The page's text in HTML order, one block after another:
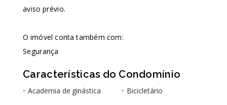
aviso prévio.
O imóvel conta também com:
Segurança
Características do Condomínio
• Academia de ginástica • Bicicletário